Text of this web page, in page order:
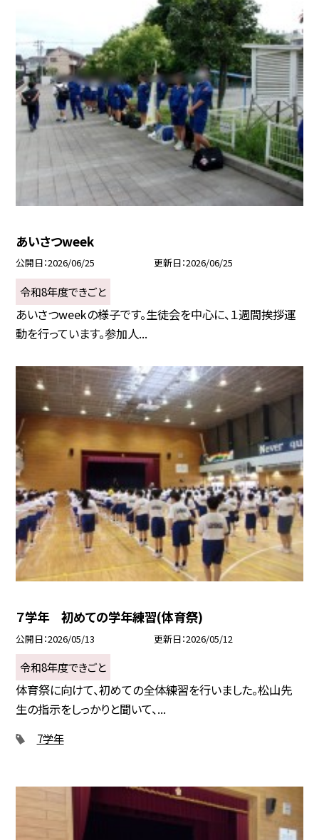
あいさつweek
公開日 2026/06/25 更新日 2026/06/25
令和8年度できごと
あいさつweekの様子です。生徒会を中心に、１週間挨拶運
動を行っています。参加人...
７学年 初めての学年練習(体育祭)
公開日 2026/05/13 更新日 2026/05/12
令和8年度できごと
体育祭に向けて、初めての全体練習を行いました。松山先
生の指示をしっかりと聞いて、...
7学年